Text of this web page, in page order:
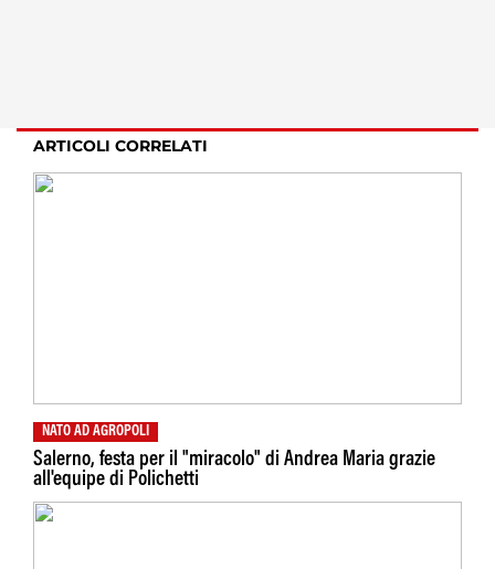
ARTICOLI CORRELATI
NATO AD AGROPOLI
Salerno, festa per il "miracolo" di Andrea Maria grazie
all'equipe di Polichetti